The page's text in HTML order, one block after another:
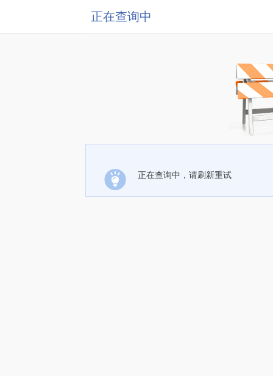
正在查询中
正在查询中，请刷新重试